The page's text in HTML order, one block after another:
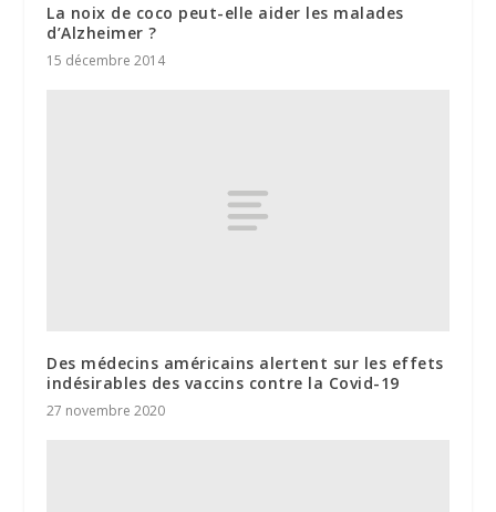
La noix de coco peut-elle aider les malades
d’Alzheimer ?
15 décembre 2014
Des médecins américains alertent sur les effets
indésirables des vaccins contre la Covid-19
27 novembre 2020